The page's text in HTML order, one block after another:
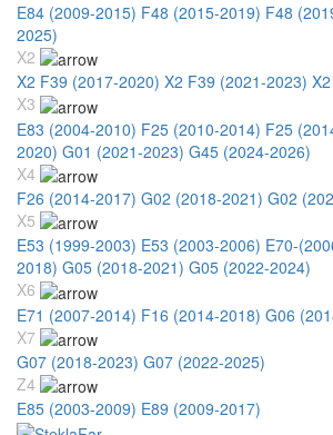
E84 (2009-2015) F48 (2015-2019) F48
2025)
X2
X2 F39 (2017-2020) X2 F39 (2021-2023)
X3
E83 (2004-2010) F25 (2010-2014) F25
2020) G01 (2021-2023) G45 (2024-2026)
X4
F26 (2014-2017) G02 (2018-2021) G02
X5
E53 (1999-2003) E53 (2003-2006) E70-
2018) G05 (2018-2021) G05 (2022-2024)
X6
E71 (2007-2014) F16 (2014-2018) G06
X7
G07 (2018-2023) G07 (2022-2025)
Z4
E85 (2003-2009) E89 (2009-2017)